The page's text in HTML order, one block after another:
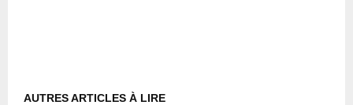
AUTRES ARTICLES À LIRE